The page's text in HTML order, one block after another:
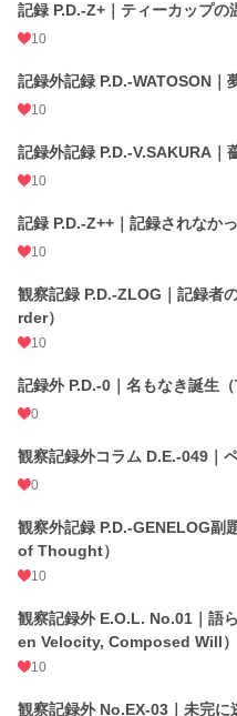
記録 P.D.-Z+｜ティーカップ
10
記録外記録 P.D.-WATOSON｜
10
記録外記録 P.D.-V.SAKURA｜
10
記録 P.D.-Z++｜記録されなか
10
観察記録 P.D.-ZLOG｜記録
rder）
10
記録外 P.D.-0｜名もなき誕生
0
観察記録外コラム D.E.-049｜
0
観察外記録 P.D.-GENELOG
of Thought）
10
観察記録外 E.O.L. No.01｜語
en Velocity, Composed Will）
10
観察記録外 No.EX-03｜未完に